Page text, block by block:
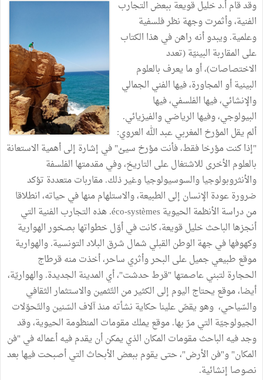
وقد قام أ.د خليل قويعة ببعض التجارب
الفنية، وأثمرت وجهة نظر فلسفية
وعلمية. ويبدو أنه راهن في هذا الكتاب
على المقاربة البينيّة (تعدد
الاختصاصات)، أو ما يعرف بالعلوم
البينية أو المجاورة، فيها الفني الجمالي
والإنشائي، فيها الفلسفي، فيها
البيولوجي، وفيها الرياضي والفيزيائي.
ألم يقل المؤرخ المغربي عبد الله العروي:
"إذا كنت مؤرخا فقط، فأنت مؤرخ سيئ" في إشارة إلى أهمية الاستعانة
بالعلوم الأخرى للاشتغال على التاريخ، وفي مقدمتها الفلسفة
والأنثروبولوجيا والسوسيولوجيا وغير ذلك. مقاربات متعددة تؤكد
ضرورة عودة الإنسان إلى الطبيعة، والاستلهام منها في حياته، انطلاقا
من دراسة الأنظمة الحيوية éco-systèmes. هذه التجارب الفنية التي
أنجزها الباحث خليل قويعة، كانت في أوّل خطواتها بصخور الهوارية
وكهوفها في جهة الوطن القبلي شمال شرق البلاد التونسية. والهوارية
موقع طبيعي جميل على البحر وأثري ساحر، أخذت منه قرطاج
الحجارة لتبني عاصمتها "قرط حدشت"، أي المدينة الجديدة. والهواريّة،
أيضا، موقع يحتاج اليوم إلى الكثير من التّثمين والاستثمار الثقافي
والسّياحي، وهو يقصّ علينا حكاية نشأته منذ آلاف السّنين والتّحوّلات
الجيولوجيّة التي مرّ بها. موقع يملك مقومات المنظومة الحيوية، وقد
وجد فيه الباحث مقومات المكان الذي يمكن أن يقدم فيه أعماله في "فن
المكان" و"فن الأرض"، حتى يقوم ببعض الأبحاث التي أصبحت فيها بعد
نصوصا إنشائية.